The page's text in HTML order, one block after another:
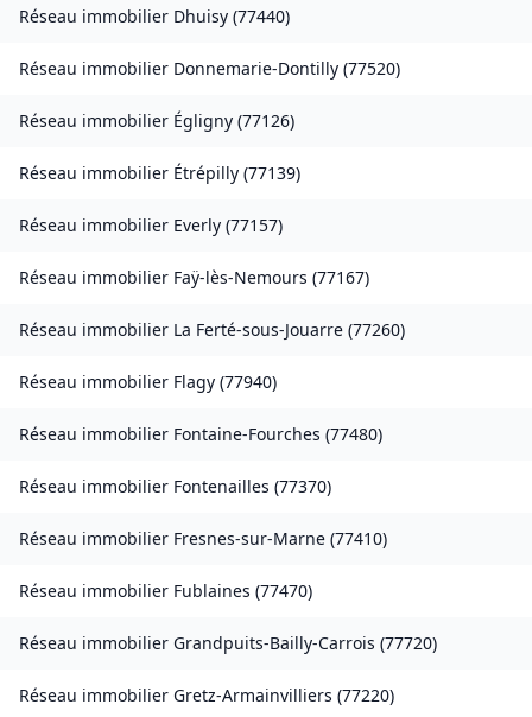
Réseau immobilier Dhuisy (77440)
Réseau immobilier Donnemarie-Dontilly (77520)
Réseau immobilier Égligny (77126)
Réseau immobilier Étrépilly (77139)
Réseau immobilier Everly (77157)
Réseau immobilier Faÿ-lès-Nemours (77167)
Réseau immobilier La Ferté-sous-Jouarre (77260)
Réseau immobilier Flagy (77940)
Réseau immobilier Fontaine-Fourches (77480)
Réseau immobilier Fontenailles (77370)
Réseau immobilier Fresnes-sur-Marne (77410)
Réseau immobilier Fublaines (77470)
Réseau immobilier Grandpuits-Bailly-Carrois (77720)
Réseau immobilier Gretz-Armainvilliers (77220)